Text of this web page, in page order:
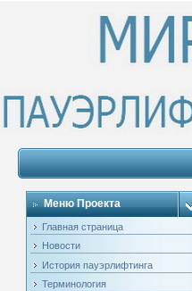
Меню Проекта
Главная страница
Новости
История пауэрлифтинга
Терминология